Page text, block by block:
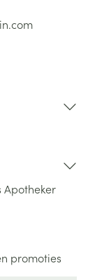
Apotheker
promoties